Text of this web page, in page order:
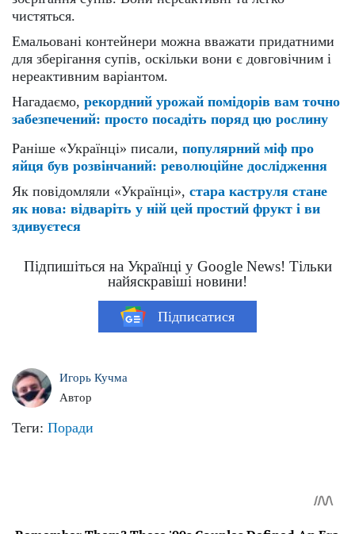
чистяться.
Емальовані контейнери можна вважати придатними
для зберігання супів, оскільки вони є довговічним і
нереактивним варіантом.
Нагадаємо, рекордний урожай помідорів вам точно
забезпечений: просто посадіть поряд цю рослину
Раніше «Українці» писали, популярний міф про
яйця був розвінчаний: революційне дослідження
Як повідомляли «Українці», стара каструля стане
як нова: відваріть у ній цей простий фрукт і ви
здивуєтеся
Підпишіться на Українці у Google News! Тільки
найяскравіші новини!
Підписатися
Игорь Кучма
Автор
Теги: Поради